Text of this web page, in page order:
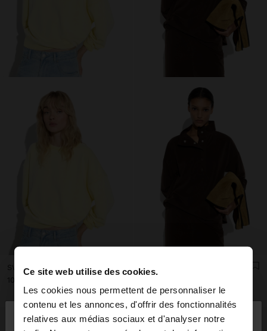
Ce site web utilise des cookies.
Les cookies nous permettent de personnaliser le
contenu et les annonces, d'offrir des fonctionnalités
relatives aux médias sociaux et d'analyser notre
bonjour ×
SWEAT-SHIRT UNI AVEC 100% COTON